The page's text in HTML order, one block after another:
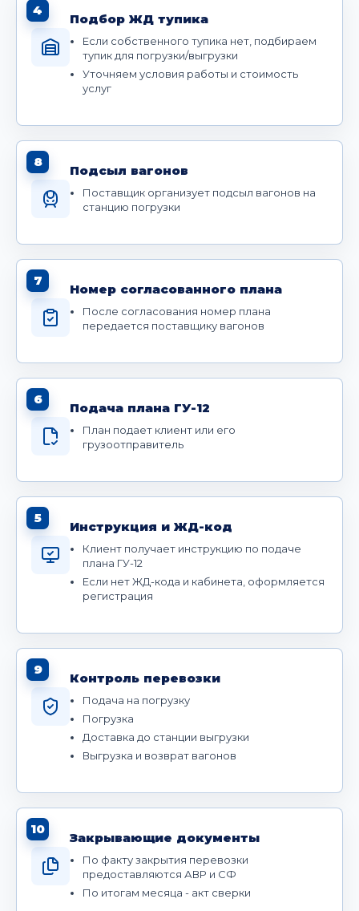
4
Подбор ЖД тупика
Если собственного тупика нет, подбираем
тупик для погрузки/выгрузки
Уточняем условия работы и стоимость
услуг
8
Подсыл вагонов
Поставщик организует подсыл вагонов на
станцию погрузки
7
Номер согласованного плана
После согласования номер плана
передается поставщику вагонов
6
Подача плана ГУ-12
План подает клиент или его
грузоотправитель
5
Инструкция и ЖД-код
Клиент получает инструкцию по подаче
плана ГУ-12
Если нет ЖД-кода и кабинета, оформляется
регистрация
9
Контроль перевозки
Подача на погрузку
Погрузка
Доставка до станции выгрузки
Выгрузка и возврат вагонов
10
Закрывающие документы
По факту закрытия перевозки
предоставляются АВР и СФ
По итогам месяца - акт сверки